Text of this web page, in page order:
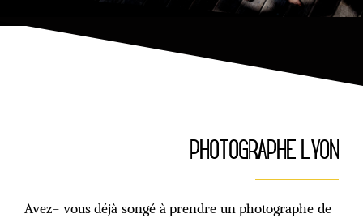
PHOTOGRAPHE LYON
Avez- vous déjà songé à prendre un photographe de